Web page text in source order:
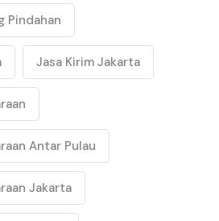
Pindahan
Jasa Kirim Jakarta
Antar Pulau
Jakarta